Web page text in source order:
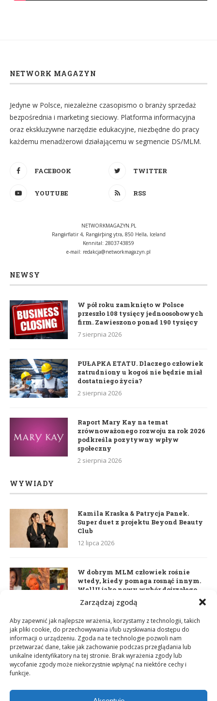
Zarządzaj zgodą
Aby zapewnić jak najlepsze wrażenia, korzystamy z technologii, takich
jak pliki cookie, do przechowywania i/lub uzyskiwania dostępu do
informacji o urządzeniu. Zgoda na te technologie pozwoli nam
przetwarzać dane, takie jak zachowanie podczas przeglądania lub
unikalne identyfikatory na tej stronie. Brak wyrażenia zgody lub
wycofanie zgody może niekorzystnie wpłynąć na niektóre cechy i
funkcje.
NETWORK MAGAZYN
Jedyne w Polsce, niezależne czasopismo o branży sprzedaż
bezpośrednia i marketing sieciowy. Platforma informacyjna
oraz ekskluzywne narzędzie edukacyjne, niezbędne do pracy
każdemu menadżerowi działającemu w segmencie DS/MLM.
FACEBOOK TWITTER
YOUTUBE RSS
NETWORKMAGAZYN.PL
Rangárflatir 4, Rangárþing ytra, 850 Hella, Iceland
Kennital: 2803743859
e-mail: redakcja@networkmagazyn.pl
NEWSY
W pół roku zamknięto w Polsce
przeszło 108 tysięcy jednoosobowych
firm. Zawieszono ponad 190 tysięcy
7 sierpnia 2026
PUŁAPKA ETATU. Dlaczego człowiek
zatrudniony u kogoś nie będzie miał
dostatniego życia?
2 sierpnia 2026
Raport Mary Kay na temat
zrównoważonego rozwoju za rok 2026
podkreśla pozytywny wpływ
społeczny
2 sierpnia 2026
WYWIADY
Kamila Kraska & Patrycja Panek.
Super duet z projektu Beyond Beauty
Club
12 lipca 2026
W dobrym MLM człowiek rośnie
wtedy, kiedy pomaga rosnąć innym.
WellU jako nowy wybór dojrzałego
lidera
Daria Dudzik. Kocham Cię
17 kwietnia 2026